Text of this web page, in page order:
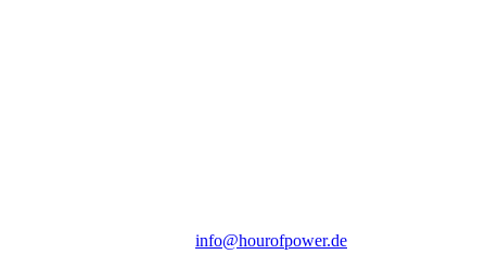
info@hourofpower.de